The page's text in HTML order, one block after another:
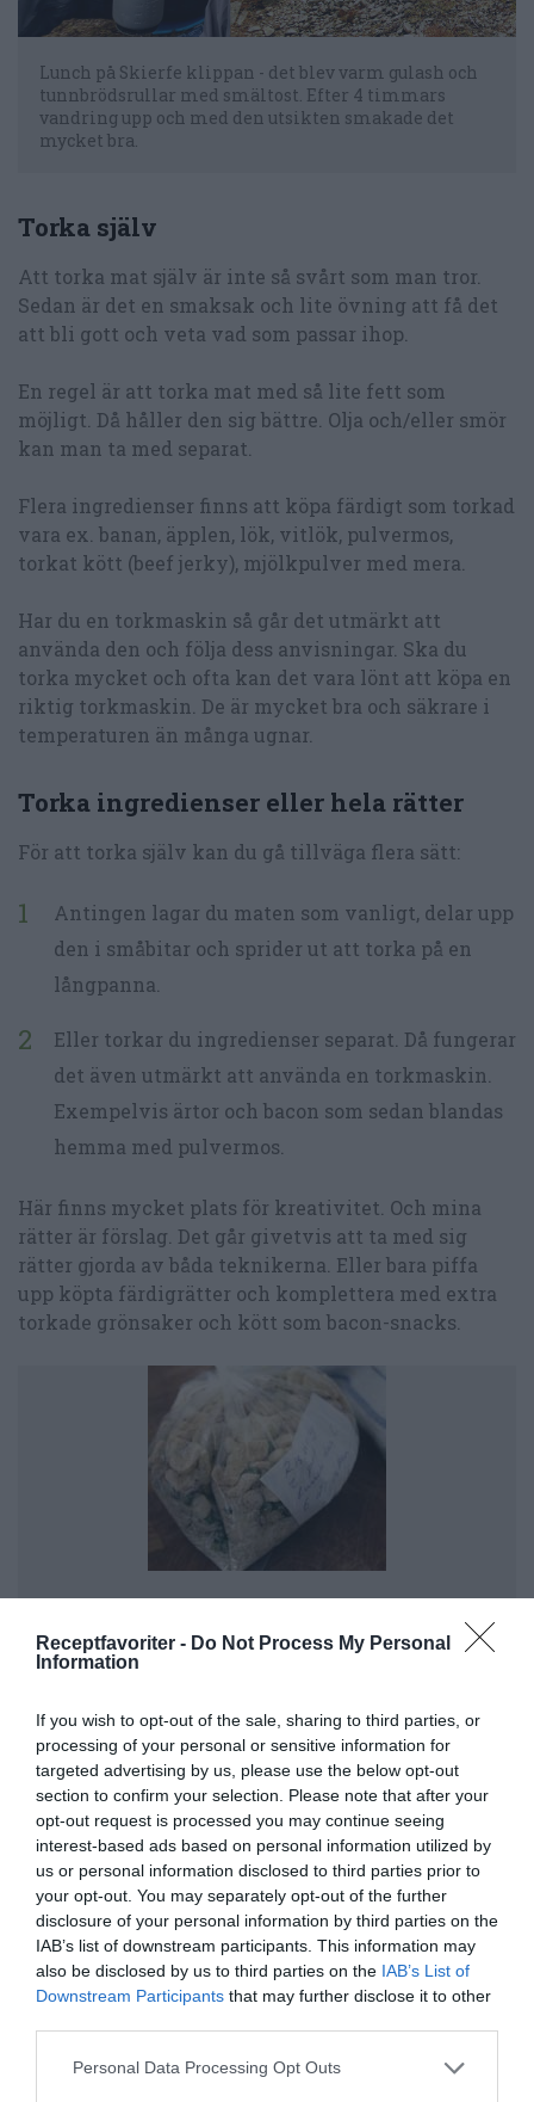
Receptfavoriter - Do Not Process My Personal
Information
If you wish to opt-out of the sale, sharing to third parties, or
processing of your personal or sensitive information for
targeted advertising by us, please use the below opt-out
section to confirm your selection. Please note that after your
opt-out request is processed you may continue seeing
interest-based ads based on personal information utilized by
us or personal information disclosed to third parties prior to
your opt-out. You may separately opt-out of the further
disclosure of your personal information by third parties on the
IAB’s list of downstream participants. This information may
also be disclosed by us to third parties on the IAB’s List of
Downstream Participants that may further disclose it to other
Personal Data Processing Opt Outs
Lunch på Skierfe klippan - det blev varm gulash och
tunnbrödsrullar med smältost. Efter 4 timmars
vandring upp och med den utsikten smakade det
mycket bra.
Torka själv
Att torka mat själv är inte så svårt som man tror.
Sedan är det en smaksak och lite övning att få det
att bli gott och veta vad som passar ihop.
En regel är att torka mat med så lite fett som
möjligt. Då håller den sig bättre. Olja och/eller smör
kan man ta med separat.
Flera ingredienser finns att köpa färdigt som torkad
vara ex. banan, äpplen, lök, vitlök, pulvermos,
torkat kött (beef jerky), mjölkpulver med mera.
Har du en torkmaskin så går det utmärkt att
använda den och följa dess anvisningar. Ska du
torka mycket och ofta kan det vara lönt att köpa en
riktig torkmaskin. De är mycket bra och säkrare i
temperaturen än många ugnar.
Torka ingredienser eller hela rätter
För att torka själv kan du gå tillväga flera sätt:
Antingen lagar du maten som vanligt, delar upp
den i småbitar och sprider ut att torka på en
långpanna.
Eller torkar du ingredienser separat. Då fungerar
det även utmärkt att använda en torkmaskin.
Exempelvis ärtor och bacon som sedan blandas
hemma med pulvermos.
Här finns mycket plats för kreativitet. Och mina
rätter är förslag. Det går givetvis att ta med sig
rätter gjorda av båda teknikerna. Eller bara piffa
upp köpta färdigrätter och komplettera med extra
torkade grönsaker och kött som bacon-snacks.
frystorkat? Att torka själv är inte så svårt. Dessutom
kan du ta med dina egna favoriter. Här riscurry i påse
klar att koka med vatten.
De torra ingredienserna till recepten kan blandas
hemma i påsar. Sedan kan man skriva på påsen om
man vill - när man planerat att den ska ätas samt
eventuellt hur mycket vatten och andra
ingredienser som ska till.
Hållbarhet
Torkade blandade rätter och animaliska
Svamp och torkade grönsaker har lång